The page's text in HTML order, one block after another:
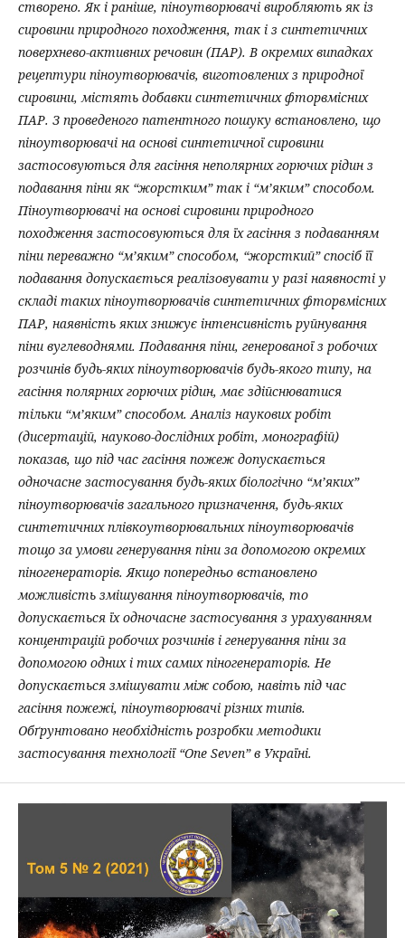
створено. Як і раніше, піноутворювачі виробляють як із
сировини природного походження, так і з синтетичних
поверхнево-активних речовин (ПАР). В окремих випадках
рецептури піноутворювачів, виготовлених з природної
сировини, містять добавки синтетичних фторвмісних
ПАР. З проведеного патентного пошуку встановлено, що
піноутворювачі на основі синтетичної сировини
застосовуються для гасіння неполярних горючих рідин з
подавання піни як “жорстким” так і “м’яким” способом.
Піноутворювачі на основі сировини природного
походження застосовуються для їх гасіння з подаванням
піни переважно “м’яким” способом, “жорсткий” спосіб її
подавання допускається реалізовувати у разі наявності у
складі таких піноутворювачів синтетичних фторвмісних
ПАР, наявність яких знижує інтенсивність руйнування
піни вуглеводнями. Подавання піни, генерованої з робочих
розчинів будь-яких піноутворювачів будь-якого типу, на
гасіння полярних горючих рідин, має здійснюватися
тільки “м’яким” способом. Аналіз наукових робіт
(дисертацій, науково-дослідних робіт, монографій)
показав, що під час гасіння пожеж допускається
одночасне застосування будь-яких біологічно “м’яких”
піноутворювачів загального призначення, будь-яких
синтетичних плівкоутворювальних піноутворювачів
тощо за умови генерування піни за допомогою окремих
піногенераторів. Якщо попередньо встановлено
можливість змішування піноутворювачів, то
допускається їх одночасне застосування з урахуванням
концентрацій робочих розчинів і генерування піни за
допомогою одних і тих самих піногенераторів. Не
допускається змішувати між собою, навіть під час
гасіння пожежі, піноутворювачі різних типів.
Обґрунтовано необхідність розробки методики
застосування технології “One Seven” в Україні.